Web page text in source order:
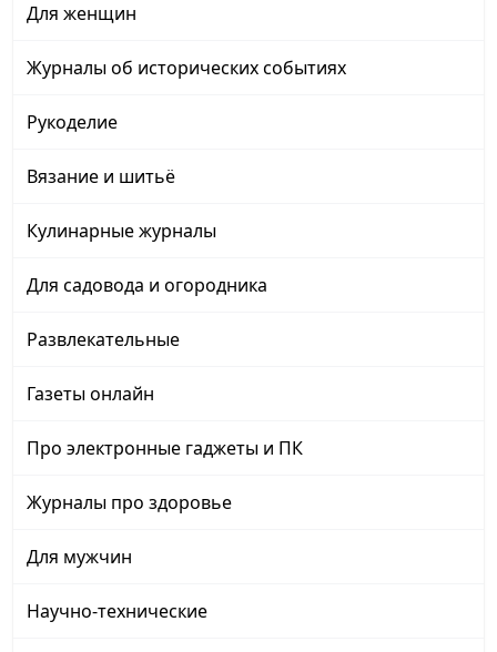
Для женщин
Журналы об исторических событиях
Рукоделие
Вязание и шитьё
Кулинарные журналы
Для садовода и огородника
Развлекательные
Газеты онлайн
Про электронные гаджеты и ПК
Журналы про здоровье
Для мужчин
Научно-технические